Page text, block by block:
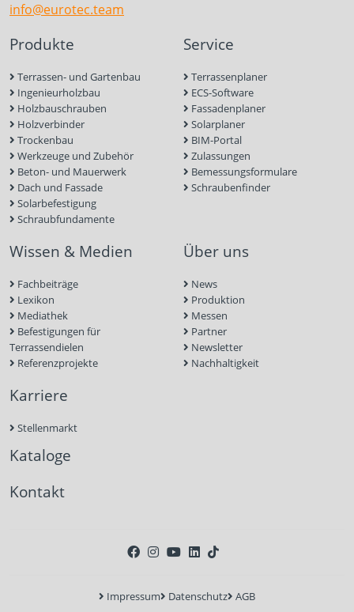
info@eurotec.team
Produkte
Terrassen- und Gartenbau
Ingenieurholzbau
Holzbauschrauben
Holzverbinder
Trockenbau
Werkzeuge und Zubehör
Beton- und Mauerwerk
Dach und Fassade
Solarbefestigung
Schraubfundamente
Service
Terrassenplaner
ECS-Software
Fassadenplaner
Solarplaner
BIM-Portal
Zulassungen
Bemessungsformulare
Schraubenfinder
Wissen & Medien
Fachbeiträge
Lexikon
Mediathek
Befestigungen für
Terrassendielen
Referenzprojekte
Über uns
News
Produktion
Messen
Partner
Newsletter
Nachhaltigkeit
Karriere
Stellenmarkt
Kataloge
Kontakt
Impressum Datenschutz AGB